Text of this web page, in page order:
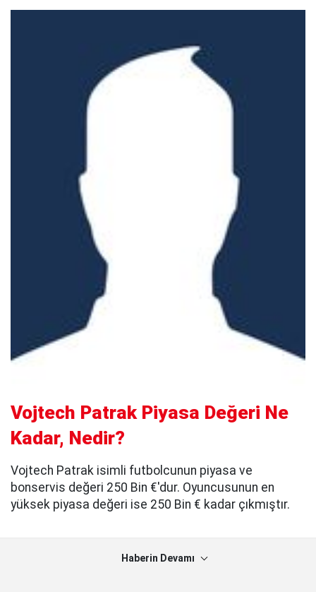
Vojtech Patrak Piyasa Değeri Ne
Kadar, Nedir?
Vojtech Patrak isimli futbolcunun piyasa ve
bonservis değeri 250 Bin €'dur. Oyuncusunun en
yüksek piyasa değeri ise 250 Bin € kadar çıkmıştır.
Haberin Devamı